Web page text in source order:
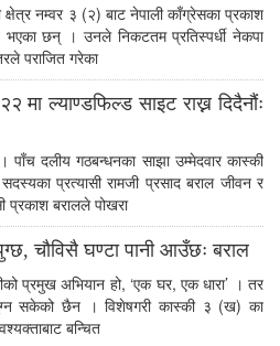
क्षेत्र नम्वर ३ (२) बाट नेपाली काँग्रेसका प्रकाश
भएका छन् । उनले निकटतम प्रतिस्पर्धी नेकपा
पराजित गरेका
मा ल्याण्डफिल्ड साइट राख्न दिदैनौंः
पाँच दलीय गठबन्धनका साझा उम्मेदवार कास्की
प्रत्यासी रामजी प्रसाद बराल जीवन र
प्रकाश बरालले पोखरा
चौविसै घण्टा पानी आउँछः बराल
प्रमुख अभियान हो, ‘एक घर, एक धारा’ । तर
सकेको छैन । विशेषगरी कास्की ३ (ख) का
बन्चित